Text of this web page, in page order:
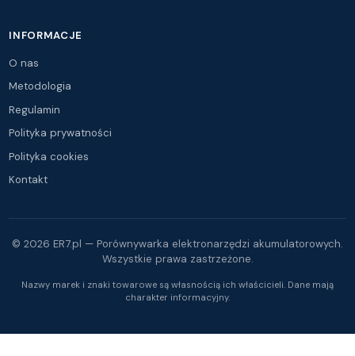
INFORMACJE
O nas
Metodologia
Regulamin
Polityka prywatności
Polityka cookies
Kontakt
© 2026 ER7.pl — Porównywarka elektronarzędzi akumulatorowych.
Wszystkie prawa zastrzeżone.
Nazwy marek i znaki towarowe są własnością ich właścicieli. Dane mają
charakter informacyjny.